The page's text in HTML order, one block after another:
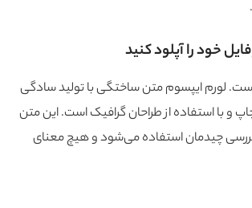
خود را آپلود کنید
لورم ایپسوم متن ساختگی با تولید سادگی
و با استفاده از طراحان گرافیک است. این متن
بررسی چیدمان استفاده می‌شود و هیچ معنای